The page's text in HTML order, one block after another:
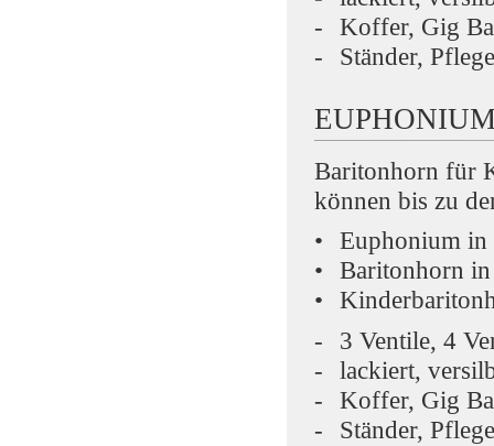
Koffer, Gig
Ständer,
Baritonhorn für
können bis zu
Euphonium in
Baritonhorn
3 Ventile, 4
lackiert,
Koffer, Gig
Ständer,